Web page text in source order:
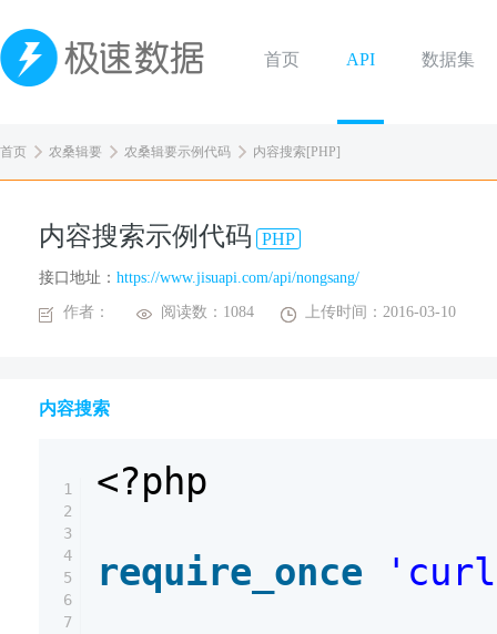
首页 API 数据集
首页 农桑辑要 农桑辑要示例代码 内容搜索[PHP]
内容搜索示例代码 PHP
接口地址： https://www.jisuapi.com/api/nongsang/
作者： 阅读数：1084 上传时间：2016-03-10
内容搜索
1
2
3
4
5
6
7
<?php
require_once